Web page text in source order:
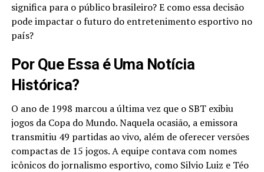
significa para o público brasileiro? E como essa decisão
pode impactar o futuro do entretenimento esportivo no
país?
Por Que Essa é Uma Notícia
Histórica?
O ano de 1998 marcou a última vez que o SBT exibiu
jogos da Copa do Mundo. Naquela ocasião, a emissora
transmitiu 49 partidas ao vivo, além de oferecer versões
compactas de 15 jogos. A equipe contava com nomes
icônicos do jornalismo esportivo, como Silvio Luiz e Téo